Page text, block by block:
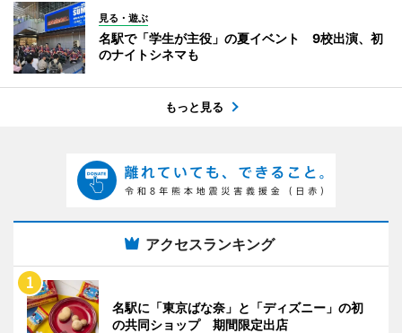
見る・遊ぶ
名駅で「学生が主役」の夏イベント 9校出演、初
のナイトシネマも
もっと見る
アクセスランキング
名駅に「東京ばな奈」と「ディズニー」の初
の共同ショップ 期間限定出店